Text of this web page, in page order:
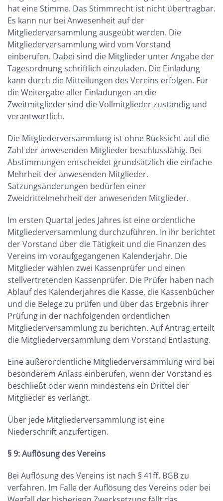
hat eine Stimme. Das Stimmrecht ist nicht übertragbar.
Es kann nur bei Anwesenheit auf der
Mitgliederversammlung ausgeübt werden. Die
Mitgliederversammlung wird vom Vorstand
einberufen. Dabei sind die Mitglieder unter Angabe der
Tagesordnung schriftlich einzuladen. Die Einladung
kann durch die Mitteilungen des Vereins erfolgen. Für
die Weitergabe aller Einladungen an die
Zweitmitglieder sind die Vollmitglieder zuständig und
verantwortlich.
Die Mitgliederversammlung ist ohne Rücksicht auf die
Zahl der anwesenden Mitglieder beschlussfähig. Bei
Abstimmungen entscheidet grundsätzlich die einfache
Mehrheit der anwesenden Mitglieder.
Satzungsänderungen bedürfen einer
Zweidrittelmehrheit der anwesenden Mitglieder.
Im ersten Quartal jedes Jahres ist eine ordentliche
Mitgliederversammlung durchzuführen. In ihr berichtet
der Vorstand über die Tätigkeit und die Finanzen des
Vereins im voraufgegangenen Kalenderjahr. Die
Mitglieder wählen zwei Kassenprüfer und einen
stellvertretenden Kassenprüfer. Die Prüfer haben nach
Ablauf des Kalenderjahres die Kasse, die Kassenbücher
und die Belege zu prüfen und über das Ergebnis ihrer
Prüfung in der nachfolgenden ordentlichen
Mitgliederversammlung zu berichten. Auf Antrag erteilt
die Mitgliederversammlung dem Vorstand Entlastung.
Eine außerordentliche Mitgliederversammlung wird bei
besonderem Anlass einberufen, wenn der Vorstand es
beschließt oder wenn mindestens ein Drittel der
Mitglieder es verlangt.
Über jede Mitgliederversammlung ist eine
Niederschrift anzufertigen.
§ 9: Auflösung des Vereins
Bei Auflösung des Vereins ist nach § 41ff. BGB zu
verfahren. Im Falle der Auflösung des Vereins oder bei